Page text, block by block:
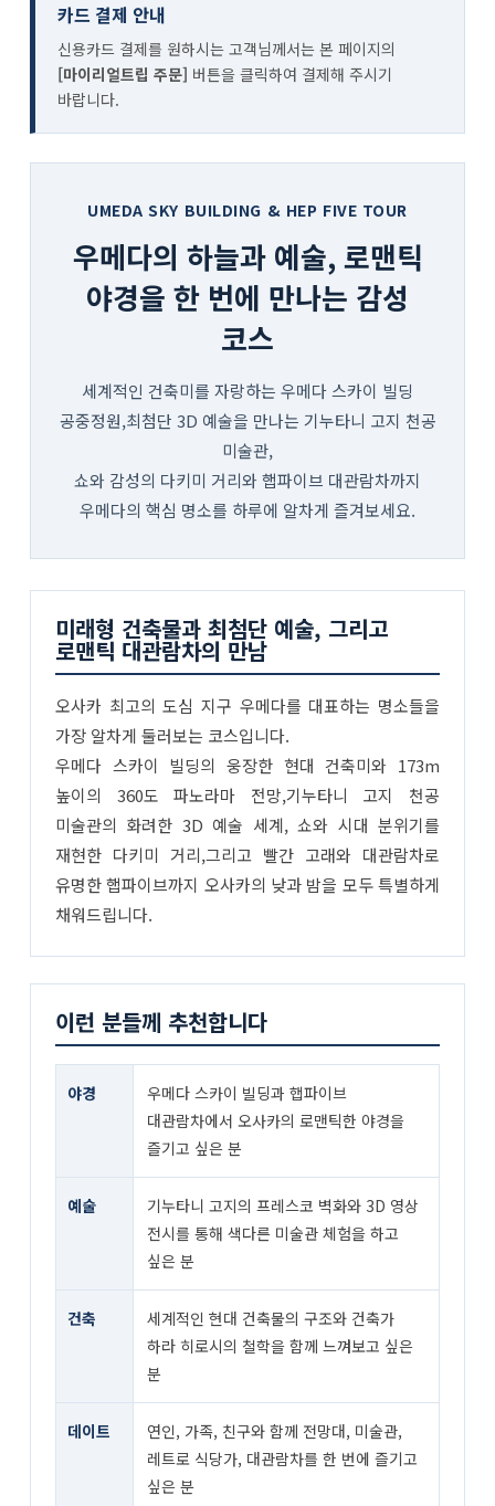
카드 결제 안내
신용카드 결제를 원하시는 고객님께서는 본 페이지의
[마이리얼트립 주문] 버튼을 클릭하여 결제해 주시기
바랍니다.
UMEDA SKY BUILDING & HEP FIVE TOUR
우메다의 하늘과 예술, 로맨틱
야경을 한 번에 만나는 감성
코스
세계적인 건축미를 자랑하는 우메다 스카이 빌딩
공중정원,최첨단 3D 예술을 만나는 기누타니 고지 천공
미술관,
쇼와 감성의 다키미 거리와 햅파이브 대관람차까지
우메다의 핵심 명소를 하루에 알차게 즐겨보세요.
미래형 건축물과 최첨단 예술, 그리고
로맨틱 대관람차의 만남
오사카 최고의 도심 지구 우메다를 대표하는 명소들을
가장 알차게 둘러보는 코스입니다.
우메다 스카이 빌딩의 웅장한 현대 건축미와 173m
높이의 360도 파노라마 전망,기누타니 고지 천공
미술관의 화려한 3D 예술 세계, 쇼와 시대 분위기를
재현한 다키미 거리,그리고 빨간 고래와 대관람차로
유명한 햅파이브까지 오사카의 낮과 밤을 모두 특별하게
채워드립니다.
이런 분들께 추천합니다
야경
우메다 스카이 빌딩과 햅파이브
대관람차에서 오사카의 로맨틱한 야경을
즐기고 싶은 분
예술
기누타니 고지의 프레스코 벽화와 3D 영상
전시를 통해 색다른 미술관 체험을 하고
싶은 분
건축
세계적인 현대 건축물의 구조와 건축가
하라 히로시의 철학을 함께 느껴보고 싶은
분
데이트
연인, 가족, 친구와 함께 전망대, 미술관,
레트로 식당가, 대관람차를 한 번에 즐기고
싶은 분